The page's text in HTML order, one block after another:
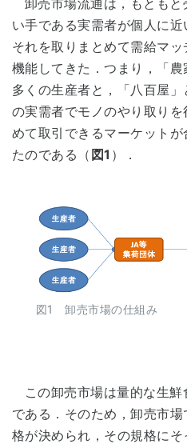
卸売市場流通は，もとも
い手である実需者が個人に近
それを取りまとめて需給マ
機能してきた．つまり，「
多くの生産者と，「八百屋
の実需者でモノのやり取り
めて取引できるマーケット
たのである（ 図1 ）．
図1 卸売市場の仕組み
この卸売市場は量的な生
である．そのため，卸売市
格が決められ，その規格に